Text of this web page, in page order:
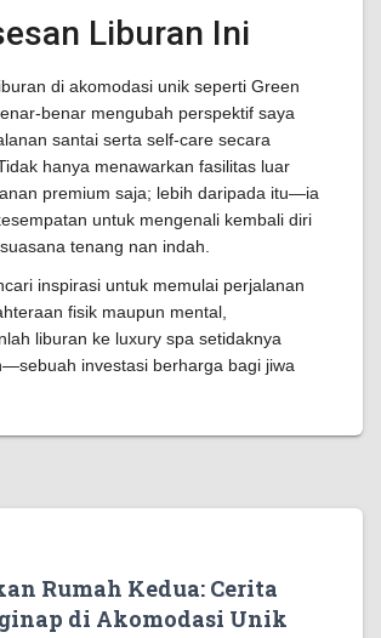
Liburan Ini
di akomodasi unik seperti Green
benar mengubah perspektif saya
santai serta self-care secara
hanya menawarkan fasilitas luar
premium saja; lebih daripada itu—ia
untuk mengenali kembali diri
tenang nan indah.
inspirasi untuk memulai perjalanan
fisik maupun mental,
liburan ke luxury spa setidaknya
investasi berharga bagi jiwa
Rumah Kedua: Cerita
di Akomodasi Unik